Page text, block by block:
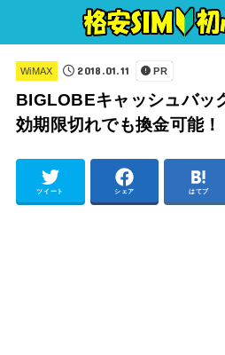
WiMAX 2018.01.11 PR
BIGLOBEキャッシュバッ
効期限切れでも換金可能！
ツイート シェア はてブ